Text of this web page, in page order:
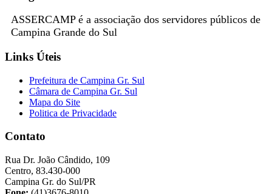
ASSERCAMP é a associação dos servidores públicos de
Campina Grande do Sul
Links Úteis
Prefeitura de Campina Gr. Sul
Câmara de Campina Gr. Sul
Mapa do Site
Politica de Privacidade
Contato
Rua Dr. João Cândido, 109
Centro, 83.430-000
Campina Gr. do Sul/PR